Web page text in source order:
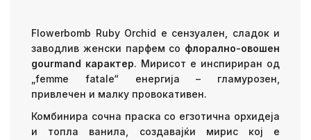
Flowerbomb Ruby Orchid е сензуален, сладок и
заводлив женски парфем со флорално-овошен
gourmand карактер. Мирисот е инспириран од
„femme fatale“ енергија – гламурозен,
привлечен и малку провокативен.
Комбинира сочна праска со егзотична орхидеја
и топла ванила, создавајќи мирис кој е